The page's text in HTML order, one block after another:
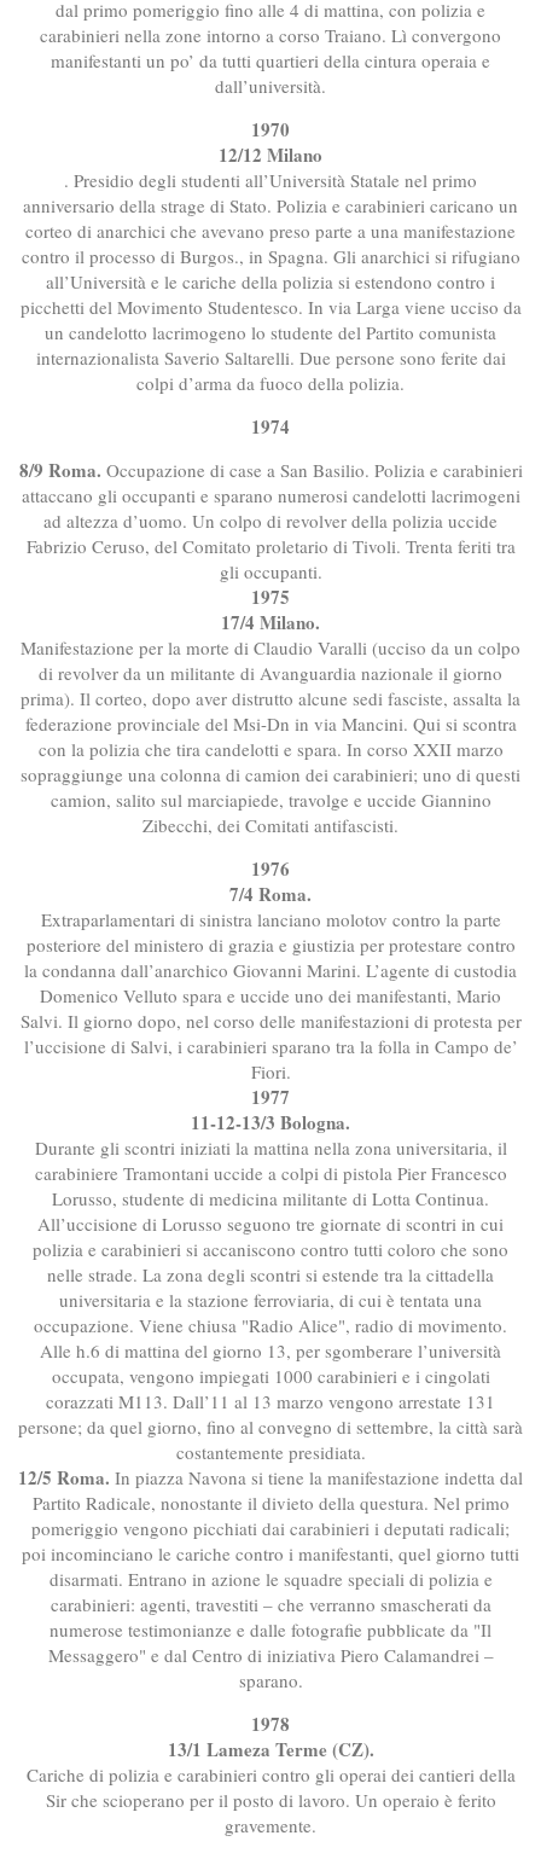
dal primo pomeriggio fino alle 4 di mattina, con polizia e
carabinieri nella zone intorno a corso Traiano. Lì convergono
manifestanti un po’ da tutti quartieri della cintura operaia e
dall’università.
1970
12/12 Milano
. Presidio degli studenti all’Università Statale nel primo
anniversario della strage di Stato. Polizia e carabinieri caricano un
corteo di anarchici che avevano preso parte a una manifestazione
contro il processo di Burgos., in Spagna. Gli anarchici si rifugiano
all’Università e le cariche della polizia si estendono contro i
picchetti del Movimento Studentesco. In via Larga viene ucciso da
un candelotto lacrimogeno lo studente del Partito comunista
internazionalista Saverio Saltarelli. Due persone sono ferite dai
colpi d’arma da fuoco della polizia.
1974
8/9 Roma. Occupazione di case a San Basilio. Polizia e carabinieri
attaccano gli occupanti e sparano numerosi candelotti lacrimogeni
ad altezza d’uomo. Un colpo di revolver della polizia uccide
Fabrizio Ceruso, del Comitato proletario di Tivoli. Trenta feriti tra
gli occupanti.
1975
17/4 Milano.
Manifestazione per la morte di Claudio Varalli (ucciso da un colpo
di revolver da un militante di Avanguardia nazionale il giorno
prima). Il corteo, dopo aver distrutto alcune sedi fasciste, assalta la
federazione provinciale del Msi-Dn in via Mancini. Qui si scontra
con la polizia che tira candelotti e spara. In corso XXII marzo
sopraggiunge una colonna di camion dei carabinieri; uno di questi
camion, salito sul marciapiede, travolge e uccide Giannino
Zibecchi, dei Comitati antifascisti.
1976
7/4 Roma.
Extraparlamentari di sinistra lanciano molotov contro la parte
posteriore del ministero di grazia e giustizia per protestare contro
la condanna dall’anarchico Giovanni Marini. L’agente di custodia
Domenico Velluto spara e uccide uno dei manifestanti, Mario
Salvi. Il giorno dopo, nel corso delle manifestazioni di protesta per
l’uccisione di Salvi, i carabinieri sparano tra la folla in Campo de’
Fiori.
1977
11-12-13/3 Bologna.
Durante gli scontri iniziati la mattina nella zona universitaria, il
carabiniere Tramontani uccide a colpi di pistola Pier Francesco
Lorusso, studente di medicina militante di Lotta Continua.
All’uccisione di Lorusso seguono tre giornate di scontri in cui
polizia e carabinieri si accaniscono contro tutti coloro che sono
nelle strade. La zona degli scontri si estende tra la cittadella
universitaria e la stazione ferroviaria, di cui è tentata una
occupazione. Viene chiusa "Radio Alice", radio di movimento.
Alle h.6 di mattina del giorno 13, per sgomberare l’università
occupata, vengono impiegati 1000 carabinieri e i cingolati
corazzati M113. Dall’11 al 13 marzo vengono arrestate 131
persone; da quel giorno, fino al convegno di settembre, la città sarà
costantemente presidiata.
12/5 Roma. In piazza Navona si tiene la manifestazione indetta dal
Partito Radicale, nonostante il divieto della questura. Nel primo
pomeriggio vengono picchiati dai carabinieri i deputati radicali;
poi incominciano le cariche contro i manifestanti, quel giorno tutti
disarmati. Entrano in azione le squadre speciali di polizia e
carabinieri: agenti, travestiti – che verranno smascherati da
numerose testimonianze e dalle fotografie pubblicate da "Il
Messaggero" e dal Centro di iniziativa Piero Calamandrei –
sparano.
1978
13/1 Lameza Terme (CZ).
Cariche di polizia e carabinieri contro gli operai dei cantieri della
Sir che scioperano per il posto di lavoro. Un operaio è ferito
gravemente.